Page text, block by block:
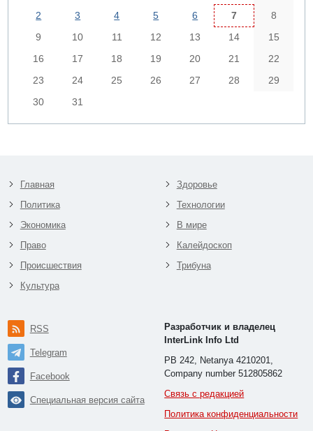
2
3 4 5 6 7
8
9
10 11 12 13 14
15
16
17 18 19 20 21
22
23
24 25 26 27 28
29
30
31
Главная
Политика
Экономика
Право
Происшествия
Культура
Здоровье
Технологии
В мире
Калейдоскоп
Трибуна
RSS
Telegram
Facebook
Специальная версия сайта
Разработчик и владелец
InterLink Info Ltd
PB 242, Netanya 4210201,
Company number 512805862
Связь с редакцией
Политика конфиденциальности